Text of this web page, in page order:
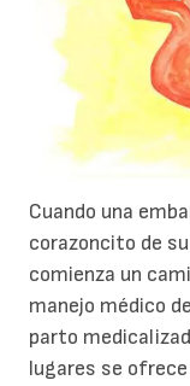
Cuando una
corazoncito de
comienza un
manejo médico
parto
lugares se